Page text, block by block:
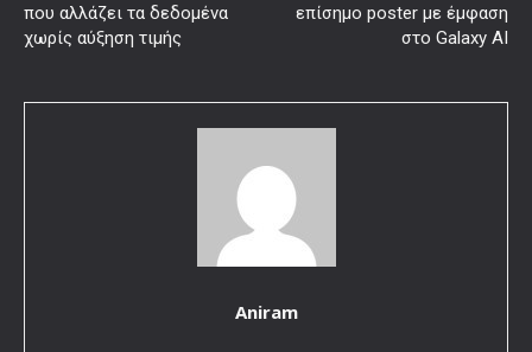
που αλλάζει τα δεδομένα
χωρίς αύξηση τιμής
επίσημο poster με έμφαση
στο Galaxy AI
Aniram